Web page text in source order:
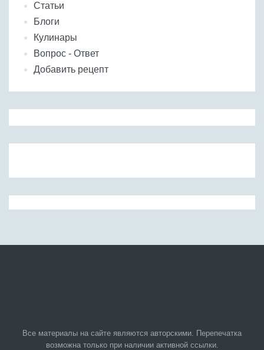
Статьи
Блоги
Кулинары
Вопрос - Ответ
Добавить рецепт
Все материалы на сайте являются авторскими. Перепечатка
возможна только при наличии активной ссылки.